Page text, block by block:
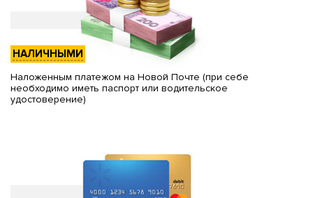
НАЛИЧНЫМИ
Наложенным платежом на Новой Почте (при себе
необходимо иметь паспорт или водительское
удостоверение)